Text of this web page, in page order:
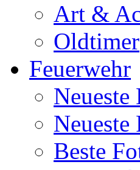
Art &
Oldtimer
Feuerwehr
Neueste
Neueste
Beste